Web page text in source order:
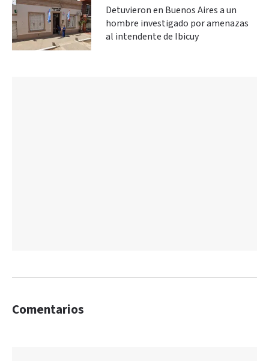
Detuvieron en Buenos Aires a un
hombre investigado por amenazas
al intendente de Ibicuy
Comentarios